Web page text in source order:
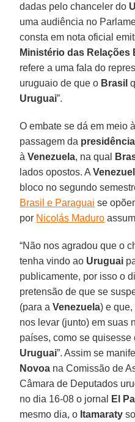
dadas pelo chanceler do
uma audiência no
consta em nota oficial
Ministério das Relações
refere a uma fala do
uruguaio de que o Brasil
Uruguai”.
O embate se dá em meio
passagem da
àVenezuela, na qual
lados opostos. A
bloco no segundo
Brasil e Paraguai se
por Nicolás Maduro
“Não nos agradou que o
tenha vindo ao Uruguai
publicamente, por isso o
pretensão de que se
(para aVenezuela) e
nos levar (junto) em suas
países, como se quisesse
Uruguai”. Assim se
Novoa na Comissão de
Câmara de Deputados
no dia 16-08 o jornal
El
mesmo dia, o Itamaraty